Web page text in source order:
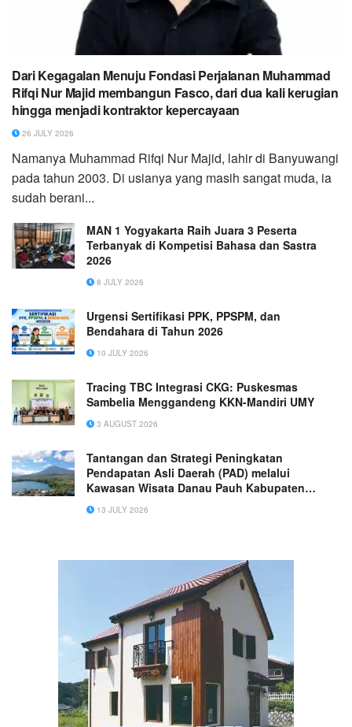
Dari Kegagalan Menuju Fondasi Perjalanan Muhammad
Rifqi Nur Majid membangun Fasco, dari dua kali kerugian
hingga menjadi kontraktor kepercayaan
26 JULY 2026
Namanya Muhammad Rifqi Nur Majid, lahir di Banyuwangi
pada tahun 2003. Di usianya yang masih sangat muda, ia
sudah berani...
MAN 1 Yogyakarta Raih Juara 3 Peserta
Terbanyak di Kompetisi Bahasa dan Sastra
2026
8 JULY 2026
Urgensi Sertifikasi PPK, PPSPM, dan
Bendahara di Tahun 2026
10 JULY 2026
Tracing TBC Integrasi CKG: Puskesmas
Sambelia Menggandeng KKN-Mandiri UMY
3 AUGUST 2026
Tantangan dan Strategi Peningkatan
Pendapatan Asli Daerah (PAD) melalui
Kawasan Wisata Danau Pauh Kabupaten
Merangin
13 JULY 2026